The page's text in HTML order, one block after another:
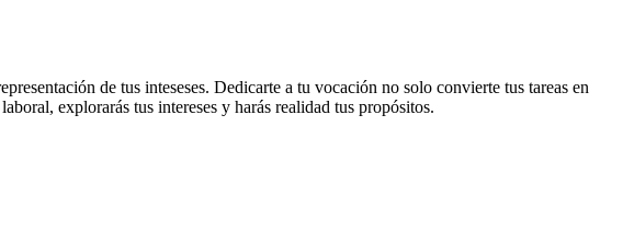
de tus inteseses. Dedicarte a tu vocación no solo convierte tus tareas en
explorarás tus intereses y harás realidad tus propósitos.